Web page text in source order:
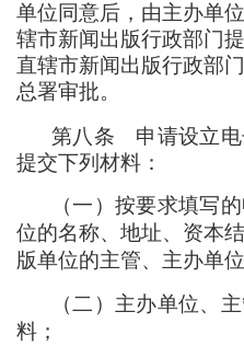
单位同意后 ， 由主办单
辖市新闻出版行政部门
直辖市新闻出版行政部
总署审批。
第八条 申请设立电
提交下列材料 ：
（一 ） 按要求填写
位的名称、地址、资本
版单位的主管、主办单
（二 ） 主办单位、
料 ；